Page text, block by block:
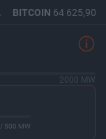
BITCOIN 64 625,90
2000 MW
/ 500 MW